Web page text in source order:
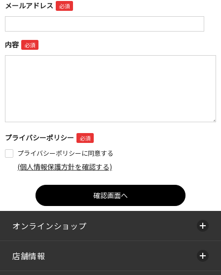
メールアドレス
内容
プライバシーポリシー
プライバシーポリシーに同意する
(個人情報保護方針を確認する)
オンラインショップ
店舗情報